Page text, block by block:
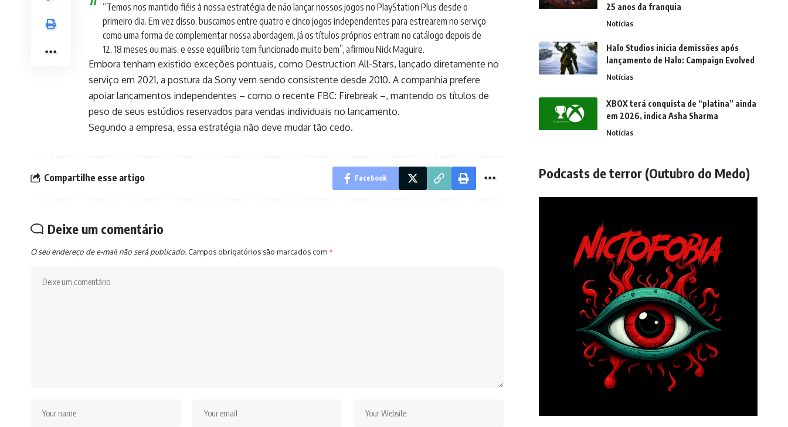
“Temos nos mantido fiéis à nossa estratégia de não lançar nossos jogos no PlayStation Plus desde o
primeiro dia. Em vez disso, buscamos entre quatro e cinco jogos independentes para estrearem no serviço
como uma forma de complementar nossa abordagem. Já os títulos próprios entram no catálogo depois de
12, 18 meses ou mais, e esse equilíbrio tem funcionado muito bem”, afirmou Nick Maguire.
Embora tenham existido exceções pontuais, como Destruction All-Stars, lançado diretamente no
serviço em 2021, a postura da Sony vem sendo consistente desde 2010. A companhia prefere
apoiar lançamentos independentes – como o recente FBC: Firebreak –, mantendo os títulos de
peso de seus estúdios reservados para vendas individuais no lançamento.
Segundo a empresa, essa estratégia não deve mudar tão cedo.
Compartilhe esse artigo Facebook
Deixe um comentário
O seu endereço de e-mail não será publicado. Campos obrigatórios são marcados com*
25 anos da franquia
Notícias
Halo Studios inicia demissões após
lançamento de Halo: Campaign Evolved
Notícias
XBOX terá conquista de “platina” ainda
em 2026, indica Asha Sharma
Notícias
Podcasts de terror (Outubro do Medo)